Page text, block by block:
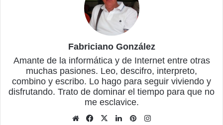
Fabriciano González
Amante de la informática y de Internet entre otras
muchas pasiones. Leo, descifro, interpreto,
combino y escribo. Lo hago para seguir viviendo y
disfrutando. Trato de dominar el tiempo para que no
me esclavice.
Sitio
Facebook
X LinkedInPinterest